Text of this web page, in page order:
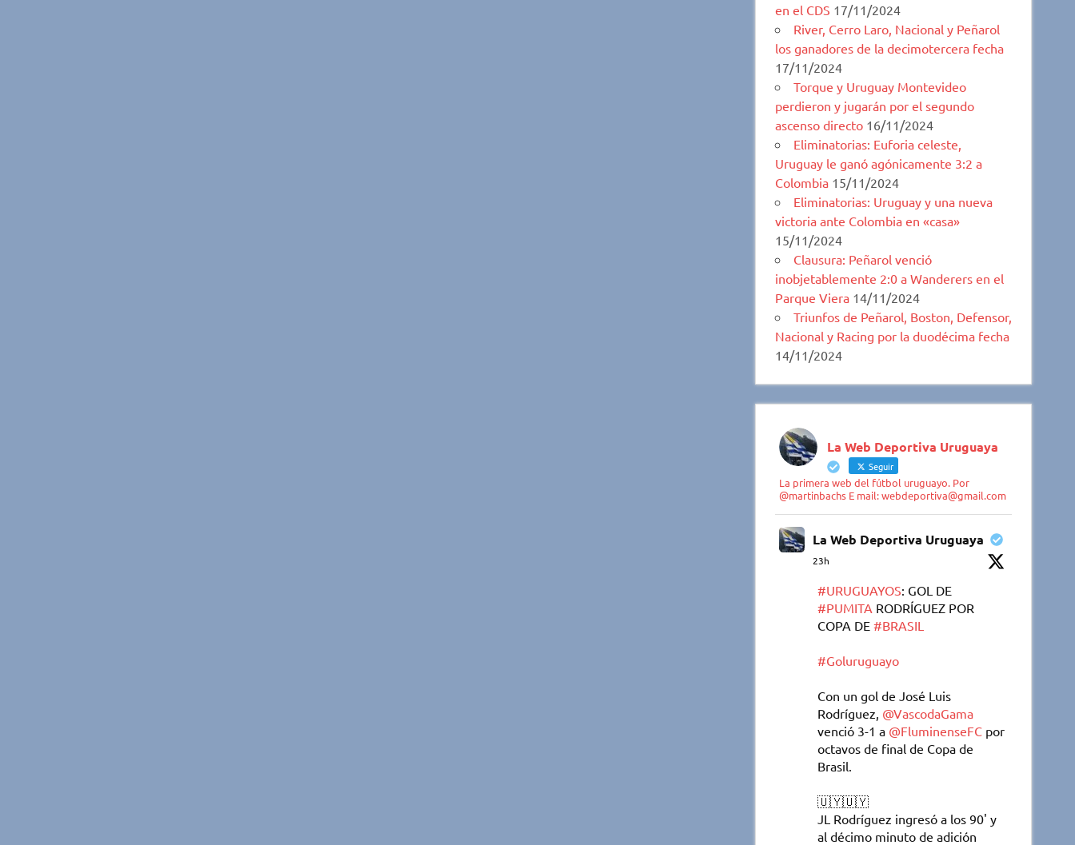
en el CDS 17/11/2024
River, Cerro Laro, Nacional y Peñarol
los ganadores de la decimotercera fecha
17/11/2024
Torque y Uruguay Montevideo
perdieron y jugarán por el segundo
ascenso directo 16/11/2024
Eliminatorias: Euforia celeste,
Uruguay le ganó agónicamente 3:2 a
Colombia 15/11/2024
Eliminatorias: Uruguay y una nueva
victoria ante Colombia en «casa»
15/11/2024
Clausura: Peñarol venció
inobjetablemente 2:0 a Wanderers en el
Parque Viera 14/11/2024
Triunfos de Peñarol, Boston, Defensor,
Nacional y Racing por la duodécima fecha
14/11/2024
La Web Deportiva Uruguaya
Seguir
La primera web del fútbol uruguayo. Por
@martinbachs E mail: webdeportiva@gmail.com
La Web Deportiva Uruguaya
23h
#URUGUAYOS: GOL DE
#PUMITA RODRÍGUEZ POR
COPA DE#BRASIL
#Goluruguayo
Con un gol de José Luis
Rodríguez, @VascodaGama
venció 3-1 a @FluminenseFC por
octavos de final de Copa de
Brasil.
🇺🇾🇺🇾
JL Rodríguez ingresó a los 90' y
al décimo minuto de adición